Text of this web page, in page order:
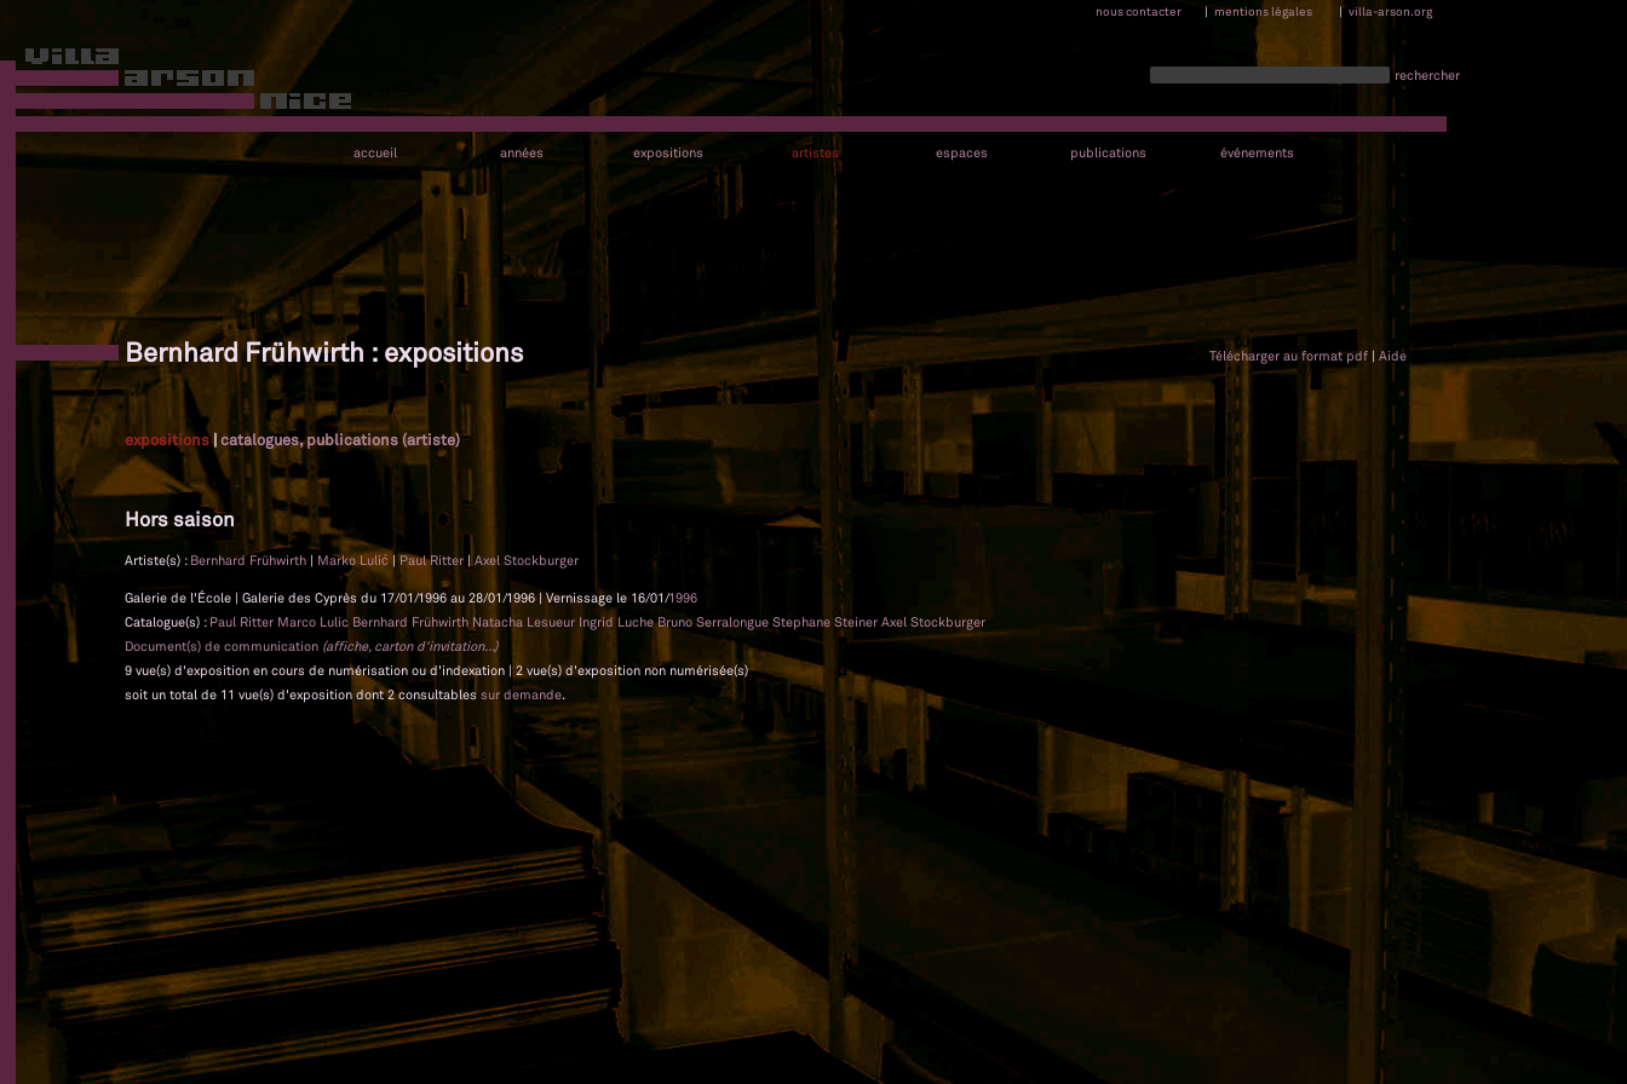
nous contacter | mentions légales | villa-arson.org
rechercher
accueil années expositions artistes espaces publications événements
Bernhard Frühwirth : expositions Télécharger au format pdf | Aide
expositions|catalogues, publications (artiste)
Hors saison
Artiste(s) : Bernhard Frühwirth | Marko Lulić|Paul Ritter | Axel Stockburger
Galerie de l'École | Galerie des Cyprès du 17/01/1996 au 28/01/1996 | Vernissage le 16/01/1996
Catalogue(s) : Paul Ritter Marco Lulic Bernhard Frühwirth Natacha Lesueur Ingrid Luche Bruno Serralongue Stephane Steiner Axel Stockburger
Document(s) de communication (affiche, carton d'invitation...)
9 vue(s) d'exposition en cours de numérisation ou d'indexation | 2 vue(s) d'exposition non numérisée(s)
soit un total de 11 vue(s) d'exposition dont 2 consultables sur demande.